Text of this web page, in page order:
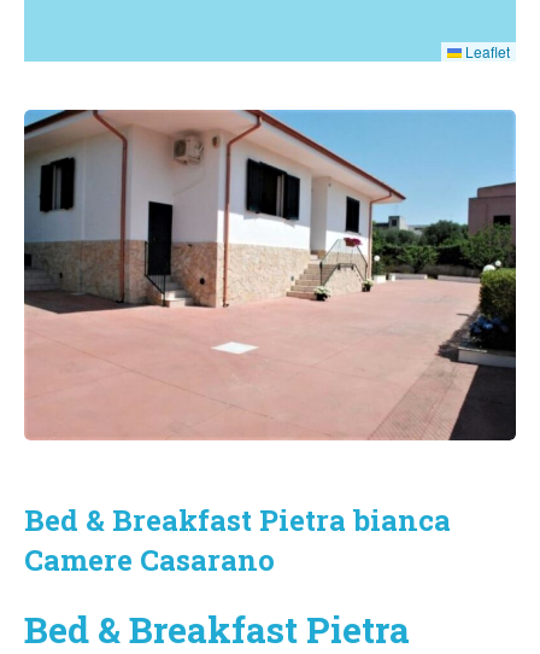
Leaflet
Bed & Breakfast Pietra bianca
Camere Casarano
Bed & Breakfast Pietra